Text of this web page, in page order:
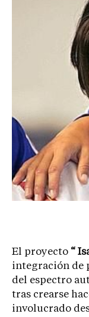
El proyecto “
integración de
del espectro
tras crearse
involucrado